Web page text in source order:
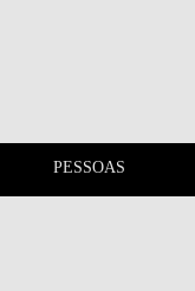
PESSOAS